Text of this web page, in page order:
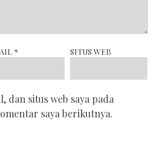
* SITUS WEB
dan situs web saya pada
saya berikutnya.